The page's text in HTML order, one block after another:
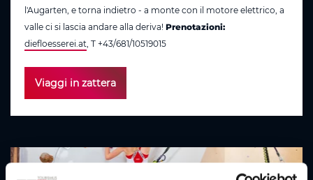
l'Augarten, e torna indietro - a monte con il motore elettrico, a
valle ci si lascia andare alla deriva! Prenotazioni:
diefloesserei.at, T +43/681/10519015
Viaggi in zattera